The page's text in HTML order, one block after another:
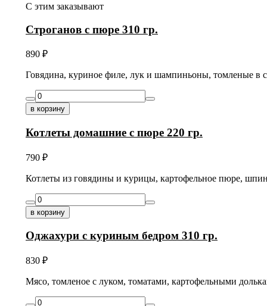
С этим заказывают
Строганов с пюре 310 гр.
890 ₽
Говядина, куриное филе, лук и шампиньоны, томленые в
в корзину
Котлеты домашние с пюре 220 гр.
790 ₽
Котлеты из говядины и курицы, картофельное пюре,
в корзину
Оджахури с куриным бедром 310 гр.
830 ₽
Мясо, томленое с луком, томатами, картофельными